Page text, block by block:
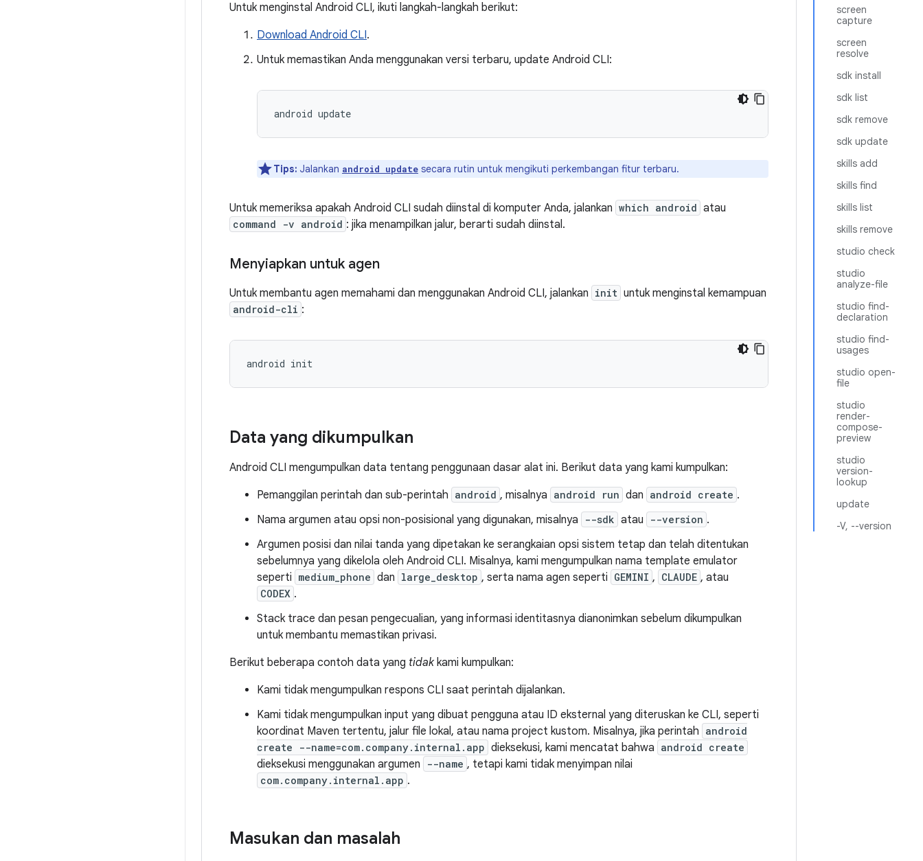
screen
capture
screen
resolve
sdk install
sdk list
sdk remove
sdk update
skills add
skills find
skills list
skills remove
studio check
studio
analyze-file
studio find-
declaration
studio find-
usages
studio open-
file
studio
render-
compose-
preview
studio
version-
lookup
update
-V, --version
Untuk menginstal Android CLI, ikuti langkah-langkah berikut:
Download Android CLI.
Untuk memastikan Anda menggunakan versi terbaru, update Android CLI:
android
Tips: Jalankan android update secara rutin untuk mengikuti perkembangan fitur terbaru.
Untuk memeriksa apakah Android CLI sudah diinstal di komputer Anda, jalankan which android atau
command -v android : jika menampilkan jalur, berarti sudah diinstal.
Menyiapkan untuk agen
Untuk membantu agen memahami dan menggunakan Android CLI, jalankan init untuk menginstal kemampuan
android-cli :
android
Data yang dikumpulkan
Android CLI mengumpulkan data tentang penggunaan dasar alat ini. Berikut data yang kami kumpulkan:
Pemanggilan perintah dan sub-perintah android , misalnya android run dan android create .
Nama argumen atau opsi non-posisional yang digunakan, misalnya
--sdk atau --version .
Argumen posisi dan nilai tanda yang dipetakan ke serangkaian opsi sistem tetap dan telah ditentukan
sebelumnya yang dikelola oleh Android CLI. Misalnya, kami mengumpulkan nama template emulator
seperti medium_phone dan large_desktop , serta nama agen seperti GEMINI , CLAUDE , atau
CODEX .
Stack trace dan pesan pengecualian, yang informasi identitasnya dianonimkan sebelum dikumpulkan
untuk membantu memastikan privasi.
Berikut beberapa contoh data yang tidakkami kumpulkan:
Kami tidak mengumpulkan respons CLI saat perintah dijalankan.
Kami tidak mengumpulkan input yang dibuat pengguna atau ID eksternal yang diteruskan ke CLI, seperti
koordinat Maven tertentu, jalur file lokal, atau nama project kustom. Misalnya, jika perintah android
create --name=com.company.internal.app dieksekusi, kami mencatat bahwa android create
dieksekusi menggunakan argumen --name , tetapi kami tidak menyimpan nilai
com.company.internal.app .
Masukan dan masalah